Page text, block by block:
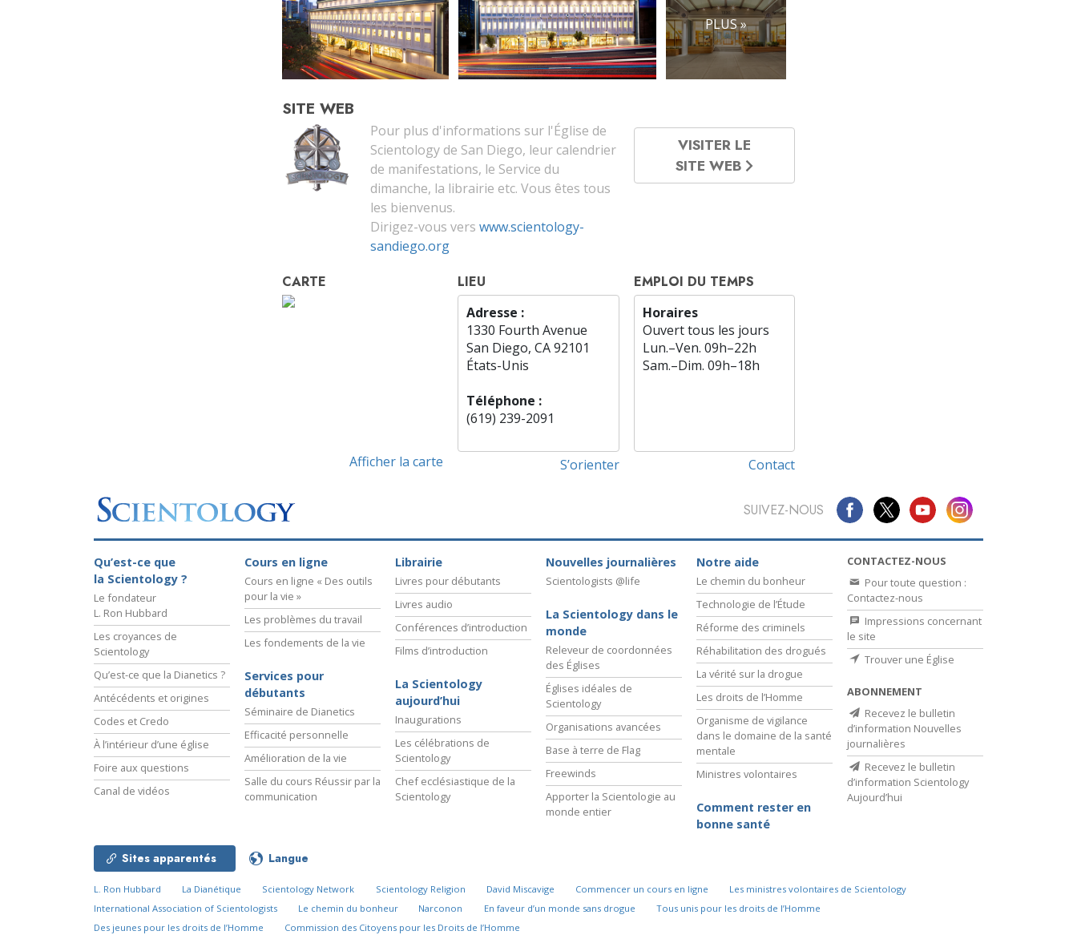
PLUS »
SITE WEB
Pour plus d'informations sur l'Église de
Scientology de San Diego, leur calendrier
de manifestations, le Service du
dimanche, la librairie etc. Vous êtes tous
les bienvenus.
Dirigez-vous vers www.scientology-
sandiego.org
VISITER LE
SITE WEB
CARTE
Afficher la carte
LIEU
Adresse :
1330 Fourth Avenue
San Diego, CA 92101
États-Unis
Téléphone :
(619) 239-2091
S’orienter
EMPLOI DU TEMPS
Horaires
Ouvert tous les jours
Lun.–Ven. 09h–22h
Sam.–Dim. 09h–18h
Contact
SUIVEZ-NOUS
Qu’est-ce que
la Scientology ?
Le fondateur
L. Ron Hubbard
Les croyances de
Scientology
Qu’est-ce que la Dianetics ?
Antécédents et origines
Codes et Credo
À l’intérieur d’une église
Foire aux questions
Canal de vidéos
Cours en ligne
Cours en ligne « Des outils
pour la vie »
Les problèmes du travail
Les fondements de la vie
Services pour
débutants
Séminaire de Dianetics
Efficacité personnelle
Amélioration de la vie
Salle du cours Réussir par la
communication
Librairie
Livres pour débutants
Livres audio
Conférences d’introduction
Films d’introduction
La Scientology
aujourd’hui
Inaugurations
Les célébrations de
Scientology
Chef ecclésiastique de la
Scientology
Nouvelles journalières
Scientologists @life
La Scientology dans le
monde
Releveur de coordonnées
des Églises
Églises idéales de
Scientology
Organisations avancées
Base à terre de Flag
Freewinds
Apporter la Scientologie au
monde entier
Notre aide
Le chemin du bonheur
Technologie de l’Étude
Réforme des criminels
Réhabilitation des drogués
La vérité sur la drogue
Les droits de l’Homme
Organisme de vigilance
dans le domaine de la santé
mentale
Ministres volontaires
Comment rester en
bonne santé
CONTACTEZ-NOUS
Pour toute question :
Contactez-nous
Impressions concernant
le site
Trouver une Église
ABONNEMENT
Recevez le bulletin
d’information Nouvelles
journalières
Recevez le bulletin
d’information Scientology
Aujourd’hui
Sites apparentés Langue
L. Ron Hubbard La Dianétique Scientology Network Scientology Religion David Miscavige Commencer un cours en ligne
Les ministres volontaires de Scientology
International Association of Scientologists
Le chemin du bonheur Narconon En faveur d’un monde sans drogue
Tous unis pour les droits de l’Homme
Des jeunes pour les droits de l’Homme
Commission des Citoyens pour les Droits de l’Homme